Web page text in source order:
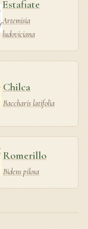
Estafiate
Artemisia
ludoviciana
Chilca
Baccharis latifolia
Romerillo
Bidens pilosa